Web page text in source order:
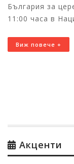
България за
11:00 часа в
Виж повече +
Акценти